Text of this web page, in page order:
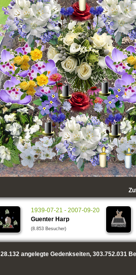
1939-07-21 - 2007-09-20
Guenter Harp
(8.853 Besucher)
28.132angelegte Gedenkseiten, 303.752.031